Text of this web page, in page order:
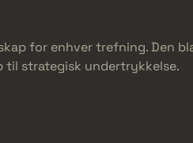
for enhver trefning. Den
til strategisk undertrykkelse.